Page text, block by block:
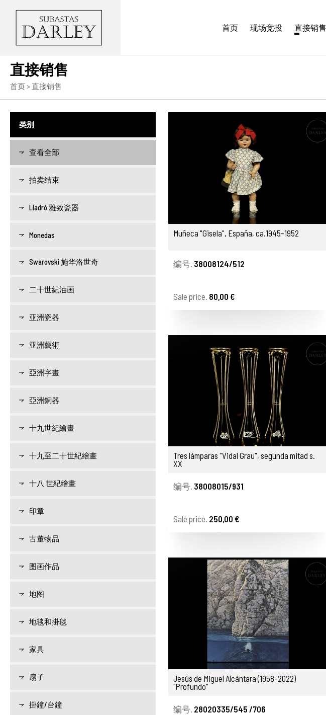
首页 现场竞投 直接销售
直接销售
首页> 直接销售
类别
查看全部
拍卖结束
Lladró 雅致瓷器
Monedas
Swarovski 施华洛世奇
二十世紀油画
亚洲瓷器
亚洲藝術
亞洲字畫
亞洲銅器
十九世紀繪畫
十九至二十世紀繪畫
十八 世紀繪畫
印章
古董物品
图画作品
地图
地毯和掛毯
家具
扇子
掛鐘/台鐘
Muñeca "Gisela", España, ca.1945-1952
编号. 38008124/512
Sale price. 80,00 €
Tres lámparas "Vidal Grau", segunda mitad s.
XX
编号. 38008015/931
Sale price. 250,00 €
Jesús de Miguel Alcántara (1958-2022)
"Profundo"
编号. 28020335/545 /706